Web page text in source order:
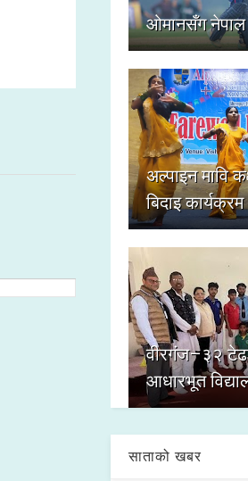
ओमानसँग नेपाल
अल्पाइन मावि
बिदाइ कार्यक्रम
वीरगंज–३२
आधारभूत
साताको खबर